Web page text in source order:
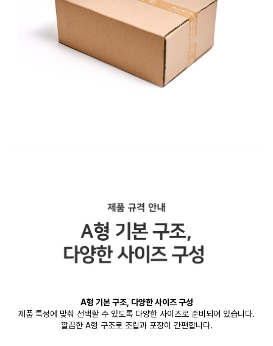
A형 기본 구조, 다양한 사이즈 구성
제품 특성에 맞춰 선택할 수 있도록 다양한 사이즈로 준비되어 있습니다.
깔끔한 A형 구조로 조립과 포장이 간편합니다.